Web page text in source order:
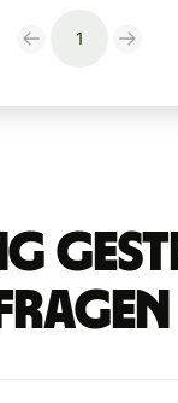
1
Fragen